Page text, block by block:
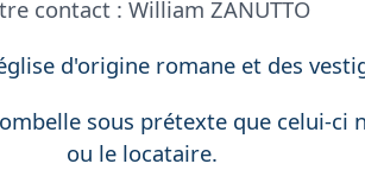
contact : William ZANUTTO
d'origine romane et des
sous prétexte que celui-
ou le locataire.